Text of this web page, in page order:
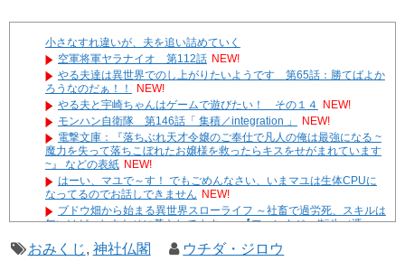
小さなすれ違いが、夫を追い詰めていく
空軍将軍ヤラナイオ 第112話 NEW!
やる夫達は異世界でのし上がりたいようです 第65話：勝てばよか
ろうなのだぁ！！
NEW!
やる夫と宇崎ちゃんはゲームで遊びたい！ その１４
NEW!
モンハン自衛隊 第146話「 集積／integration 」
NEW!
電撃文庫：『落ちぶれ天才令嬢のご奉仕で凡人の俺は最強になる ~
魔力を失って落ちこぼれたお嬢様を救ったらキスをせがまれています
~』 などの表紙 NEW!
はーい、マユで～す！ でもごめんなさい、いまマユは生体CPUに
なってるのでお話しできません NEW!
ブドウ畑から始まる異世界スローライフ ～社畜で過労死、スキルは
無いけど、しあわせに暮らしてます～ 【ファンタジー/転生（憑
やる夫達は安価で作られた世界で生きているようです ２９６
おみくじ, 神社仏閣 ウチダ・ジロウ